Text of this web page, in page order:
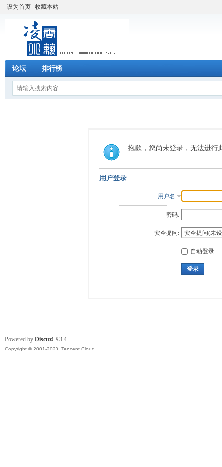
设为首页 收藏本站
论坛 排行榜
抱歉，您尚未登录，无法进行
用户登录
用户名
密码:
安全提问:
自动登录
登录
Powered by Discuz! X3.4
Copyright © 2001-2020, Tencent Cloud.